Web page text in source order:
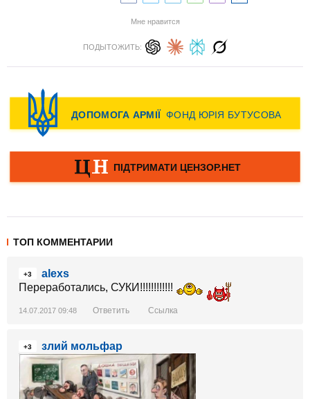
Мне нравится
ПОДЫТОЖИТЬ:
ТОП КОММЕНТАРИИ
+3
alexs
Переработались, СУКИ!!!!!!!!!!!!
14.07.2017 09:48 Ответить Ссылка
+3 злий мольфар